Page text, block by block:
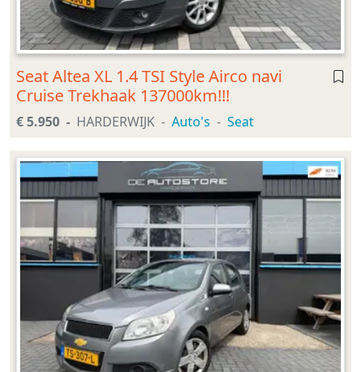
Seat Altea XL 1.4 TSI Style Airco navi
Cruise Trekhaak 137000km!!!
€ 5.950 HARDERWIJK Auto's Seat